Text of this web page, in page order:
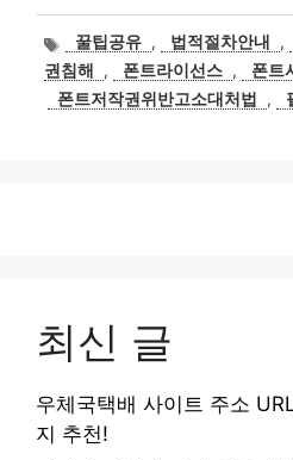
태
그
꿀팁공유 , 법적절차안내 ,
권침해
, 폰트라이선스 , 폰트
폰트저작권위반고소대처법
,
최신 글
우체국택배 사이트 주소
지 추천!